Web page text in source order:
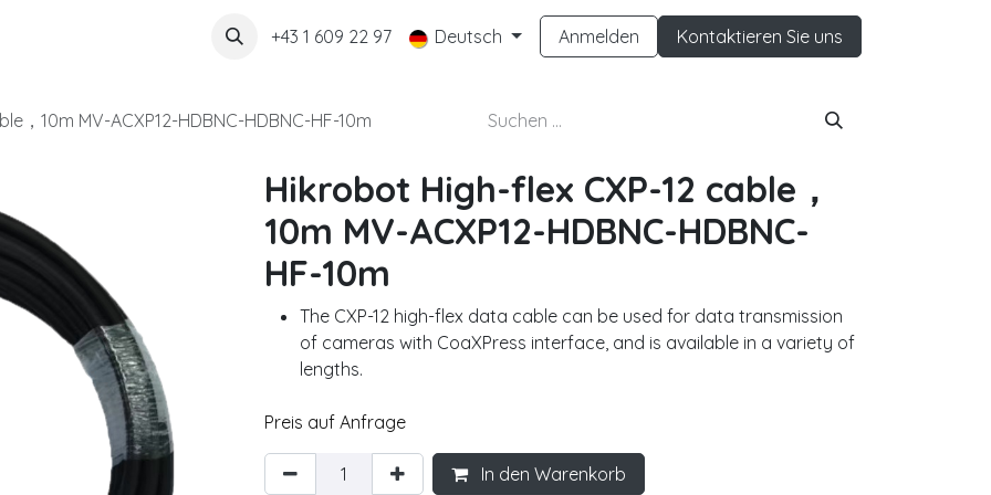
+43 1 609 22 97 Deutsch Anmelden Kontaktieren Sie uns
，10m MV-ACXP12-HDBNC-HDBNC-HF-10m
Hikrobot High-flex CXP-12 cable，
10m MV-ACXP12-HDBNC-HDBNC-
HF-10m
The CXP-12 high-flex data cable can be used for data transmission
of cameras with CoaXPress interface, and is available in a variety of
lengths.
Preis auf Anfrage
In den Warenkorb